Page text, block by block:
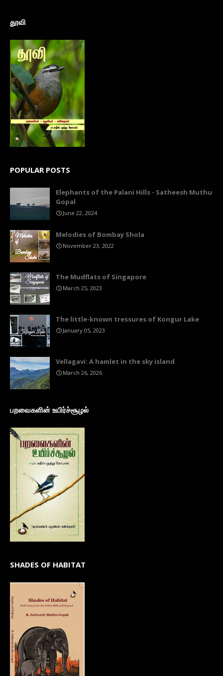
தூவி
POPULAR POSTS
Elephants of the Palani Hills - Satheesh Muthu
Gopal
June 22, 2024
Melodies of Bombay Shola
November 23, 2022
The Mudflats of Singapore
March 25, 2023
The little-known tressures of Kongur Lake
January 05, 2023
Vellagavi: A hamlet in the sky island
March 26, 2026
பறவைகளின் உயிர்ச்சூழல்
SHADES OF HABITAT